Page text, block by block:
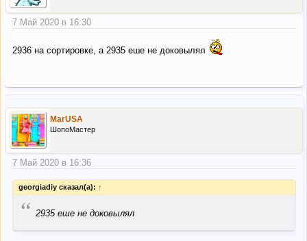
7 Май 2020 в 16:30
2936 на сортировке, а 2935 еше не доковылял
MarUSA
ШопоМастер
7 Май 2020 в 16:36
georgiadiy сказал(а): ↑
“ 2935 еше не доковылял